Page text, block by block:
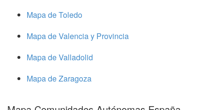
Mapa de Toledo
Mapa de Valencia y Provincia
Mapa de Valladolid
Mapa de Zaragoza